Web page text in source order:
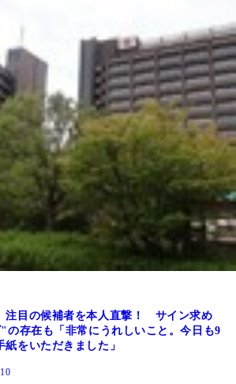
注目の候補者を本人直撃！ サイン求め
の存在も「非常にうれしいこと。今日も9
をいただきました」